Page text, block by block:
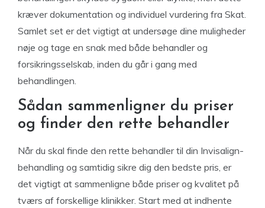
kræver dokumentation og individuel vurdering fra Skat.
Samlet set er det vigtigt at undersøge dine muligheder
nøje og tage en snak med både behandler og
forsikringsselskab, inden du går i gang med
behandlingen.
Sådan sammenligner du priser
og finder den rette behandler
Når du skal finde den rette behandler til din Invisalign-
behandling og samtidig sikre dig den bedste pris, er
det vigtigt at sammenligne både priser og kvalitet på
tværs af forskellige klinikker. Start med at indhente